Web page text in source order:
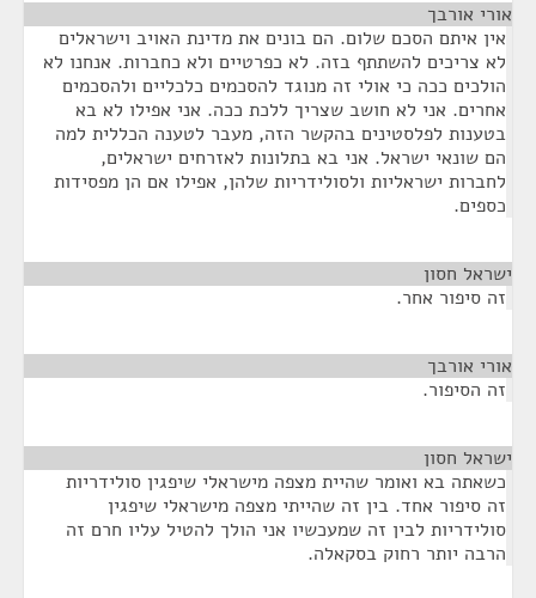
אורי אורבך
אין איתם הסכם שלום. הם בונים את מדינת האויב וישראלים
לא צריכים להשתתף בזה. לא כפרטיים ולא כחברות. אנחנו לא
הולכים ככה כי אולי זה מנוגד להסכמים כלכליים ולהסכמים
אחרים. אני לא חושב שצריך ללכת ככה. אני אפילו לא בא
בטענות לפלסטינים בהקשר הזה, מעבר לטענה הכללית למה
הם שונאי ישראל. אני בא בתלונות לאזרחים ישראלים,
לחברות ישראליות ולסולידריות שלהן, אפילו אם הן מפסידות
כספים.
ישראל חסון
זה סיפור אחר.
אורי אורבך
זה הסיפור.
ישראל חסון
כשאתה בא ואומר שהיית מצפה מישראלי שיפגין סולידריות
זה סיפור אחד. בין זה שהייתי מצפה מישראלי שיפגין
סולידריות לבין זה שמעכשיו אני הולך להטיל עליו חרם זה
הרבה יותר רחוק בסקאלה.